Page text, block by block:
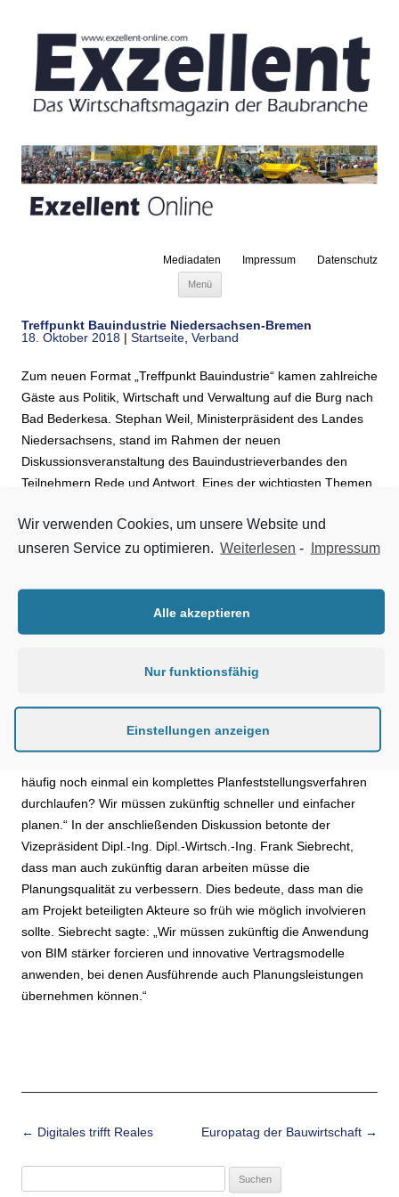
Mediadaten Impressum Datenschutz
Menü
Treffpunkt Bauindustrie Niedersachsen-Bremen
18. Oktober 2018 | Startseite Verband
Zum neuen Format „Treffpunkt Bauindustrie“ kamen zahlreiche
Gäste aus Politik, Wirtschaft und Verwaltung auf die Burg nach
Bad Bederkesa. Stephan Weil, Ministerpräsident des Landes
Niedersachsens, stand im Rahmen der neuen
Diskussionsveranstaltung des Bauindustrieverbandes den
Teilnehmern Rede und Antwort. Eines der wichtigsten Themen
Wohnraum schaffen kann. Vizepräsident Dipl.- Ing. Johannes
van der Linde plädierte in seiner Begrüßungsrede dafür,
Bundesländern stärker zu vereinheitlichen. Hierzu führte van
der Linde aus: „Wir müssen unnötige Vorschriften in den
Bauordnungen streichen und die Musterbauordnung
unterschiedlichen Bundesländern gleiche Gebäude zu bauen.“
Planungs- und Genehmigungsverfahren. Van der Linde sagte:
häufig noch einmal ein komplettes Planfeststellungsverfahren
durchlaufen? Wir müssen zukünftig schneller und einfacher
planen.“ In der anschließenden Diskussion betonte der
Vizepräsident Dipl.-Ing. Dipl.-Wirtsch.-Ing. Frank Siebrecht,
dass man auch zukünftig daran arbeiten müsse die
Planungsqualität zu verbessern. Dies bedeute, dass man die
am Projekt beteiligten Akteure so früh wie möglich involvieren
sollte. Siebrecht sagte: „Wir müssen zukünftig die Anwendung
von BIM stärker forcieren und innovative Vertragsmodelle
anwenden, bei denen Ausführende auch Planungsleistungen
übernehmen können.“
Beitrags-Navigation
← Digitales trifft Reales Europatag der Bauwirtschaft →
Wir verwenden Cookies, um unsere Website und
unseren Service zu optimieren. Weiterlesen - Impressum
Alle akzeptieren
Nur funktionsfähig
Einstellungen anzeigen